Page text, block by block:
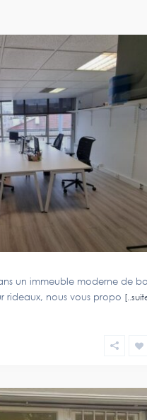
un immeuble moderne de
rideaux, nous vous propo